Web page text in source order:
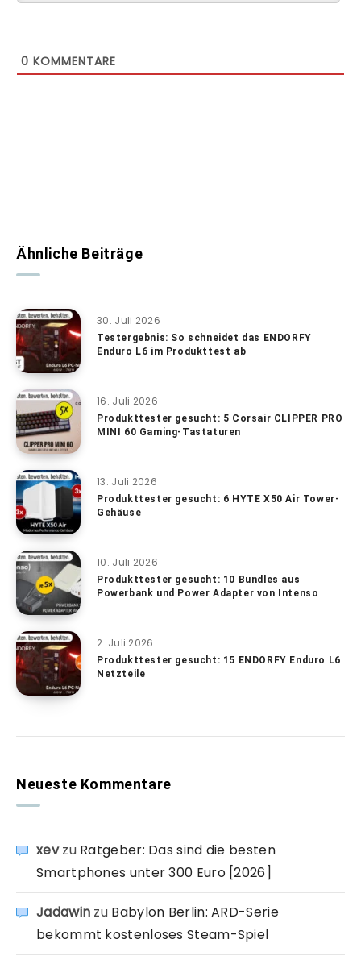
0 KOMMENTARE
Ähnliche Beiträge
30. Juli 2026
Testergebnis: So schneidet das ENDORFY
Enduro L6 im Produkttest ab
16. Juli 2026
Produkttester gesucht: 5 Corsair CLIPPER PRO
MINI 60 Gaming-Tastaturen
13. Juli 2026
Produkttester gesucht: 6 HYTE X50 Air Tower-
Gehäuse
10. Juli 2026
Produkttester gesucht: 10 Bundles aus
Powerbank und Power Adapter von Intenso
2. Juli 2026
Produkttester gesucht: 15 ENDORFY Enduro L6
Netzteile
Neueste Kommentare
xevzu Ratgeber: Das sind die besten
Smartphones unter 300 Euro [2026]
Jadawin zu Babylon Berlin: ARD-Serie
bekommt kostenloses Steam-Spiel